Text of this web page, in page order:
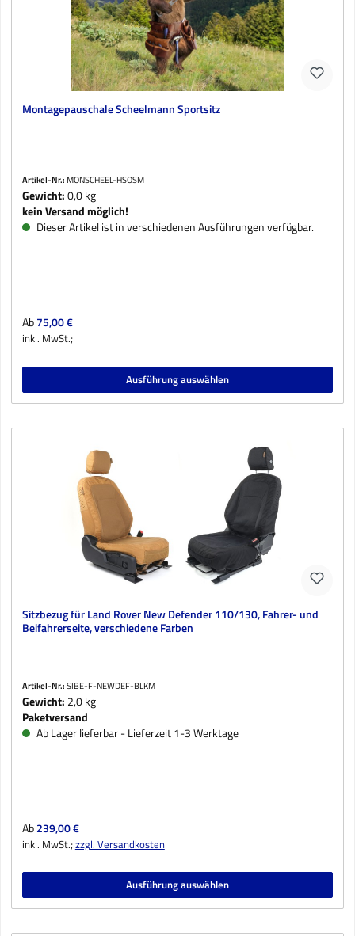
Montagepauschale Scheelmann Sportsitz
Artikel-Nr.: MONSCHEEL-HSOSM
Gewicht:0,0 kg
kein Versand möglich!
Dieser Artikel ist in verschiedenen Ausführungen verfügbar.
Regulärer Preis:
Ab75,00 €
inkl. MwSt.;
Ausführung auswählen
Sitzbezug für Land Rover New Defender 110/130, Fahrer- und
Beifahrerseite, verschiedene Farben
Artikel-Nr.:SIBE-F-NEWDEF-BLKM
Gewicht: 2,0 kg
Paketversand
Ab Lager lieferbar - Lieferzeit 1-3 Werktage
Regulärer Preis:
Ab239,00 €
inkl. MwSt.;zzgl. Versandkosten
Ausführung auswählen